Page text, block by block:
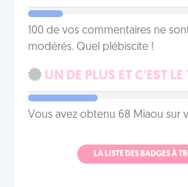
100 de vos commentaires ne
modérés. Quel plébiscite !
UN DE PLUS ET C'EST
Vous avez obtenu 68 Miaou sur
LA LISTE DES BADGES À